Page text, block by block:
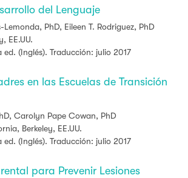
del Lenguaje
Lemonda, PhD, Eileen T. Rodriguez, PhD
, EE.UU.
ed. (Inglés). Traducción: julio 2017
en las Escuelas de Transición
Carolyn Pape Cowan, PhD
Berkeley, EE.UU.
ed. (Inglés). Traducción: julio 2017
para Prevenir Lesiones